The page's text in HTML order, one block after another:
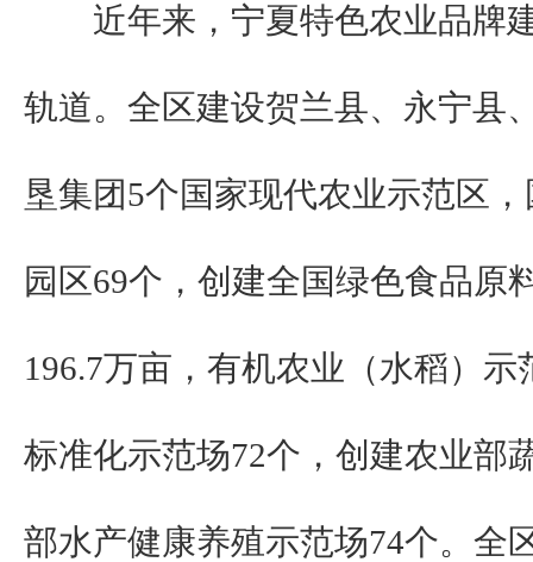
近年来，宁夏特色农业品牌
轨道。全区建设贺兰县、永宁县
垦集团5个国家现代农业示范区
园区69个，创建全国绿色食品原
196.7万亩，有机农业（水稻）
标准化示范场72个，创建农业部
部水产健康养殖示范场74个。全